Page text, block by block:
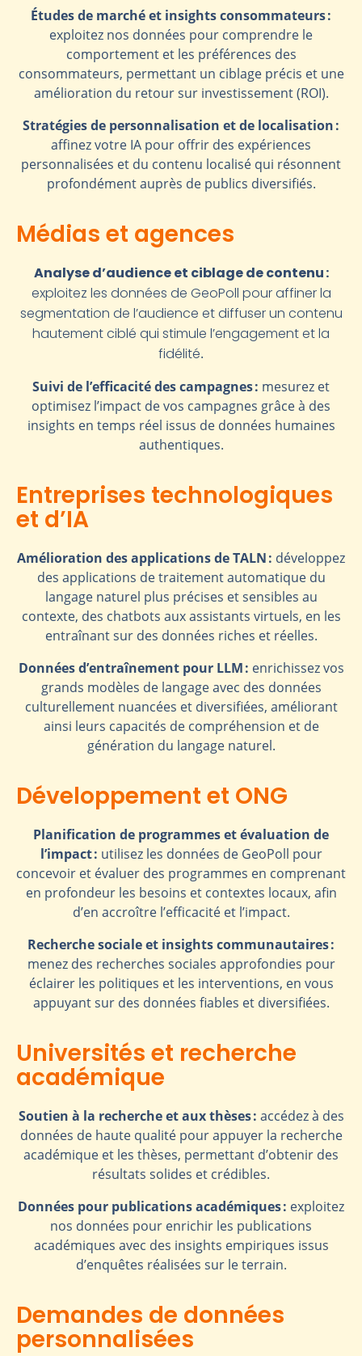
Études de marché et insights consommateurs :
exploitez nos données pour comprendre le
comportement et les préférences des
consommateurs, permettant un ciblage précis et une
amélioration du retour sur investissement (ROI).
Stratégies de personnalisation et de localisation :
affinez votre IA pour offrir des expériences
personnalisées et du contenu localisé qui résonnent
profondément auprès de publics diversifiés.
Médias et agences
Analyse d’audience et ciblage de contenu :
exploitez les données de GeoPoll pour affiner la
segmentation de l’audience et diffuser un contenu
hautement ciblé qui stimule l’engagement et la
fidélité.
Suivi de l’efficacité des campagnes : mesurez et
optimisez l’impact de vos campagnes grâce à des
insights en temps réel issus de données humaines
authentiques.
Entreprises technologiques
et d’IA
Amélioration des applications de TALN : développez
des applications de traitement automatique du
langage naturel plus précises et sensibles au
contexte, des chatbots aux assistants virtuels, en les
entraînant sur des données riches et réelles.
Données d’entraînement pour LLM : enrichissez vos
grands modèles de langage avec des données
culturellement nuancées et diversifiées, améliorant
ainsi leurs capacités de compréhension et de
génération du langage naturel.
Développement et ONG
Planification de programmes et évaluation de
l’impact : utilisez les données de GeoPoll pour
concevoir et évaluer des programmes en comprenant
en profondeur les besoins et contextes locaux, afin
d’en accroître l’efficacité et l’impact.
Recherche sociale et insights communautaires :
menez des recherches sociales approfondies pour
éclairer les politiques et les interventions, en vous
appuyant sur des données fiables et diversifiées.
Universités et recherche
académique
Soutien à la recherche et aux thèses : accédez à des
données de haute qualité pour appuyer la recherche
académique et les thèses, permettant d’obtenir des
résultats solides et crédibles.
Données pour publications académiques : exploitez
nos données pour enrichir les publications
académiques avec des insights empiriques issus
d’enquêtes réalisées sur le terrain.
Demandes de données
personnalisées